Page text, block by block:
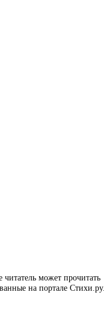
может прочитать
на портале Стихи.ру.